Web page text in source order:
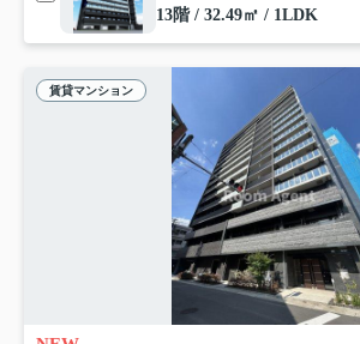
13階 / 32.49㎡ / 1LDK
賃貸マンション